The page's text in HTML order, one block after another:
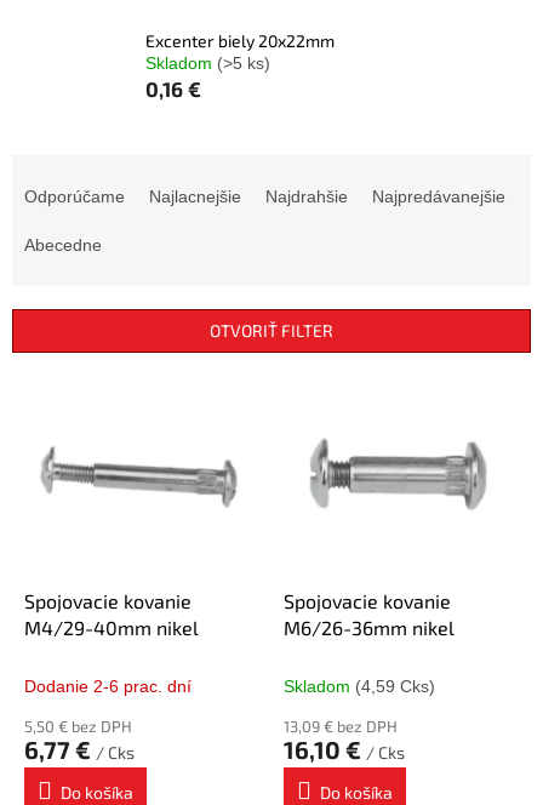
Excenter biely 20x22mm
Skladom (>5 ks)
0,16 €
p
Odporúčame Najlacnejšie Najdrahšie Najpredávanejšie
Abecedne
OTVORIŤ FILTER
Spojovacie kovanie
M4/29-40mm nikel
Dodanie 2-6 prac. dní
5,50 € bez DPH
6,77 € / Cks
Do košíka
Spojovacie kovanie
M6/26-36mm nikel
Skladom (4,59 Cks)
13,09 € bez DPH
16,10 € / Cks
Do košíka